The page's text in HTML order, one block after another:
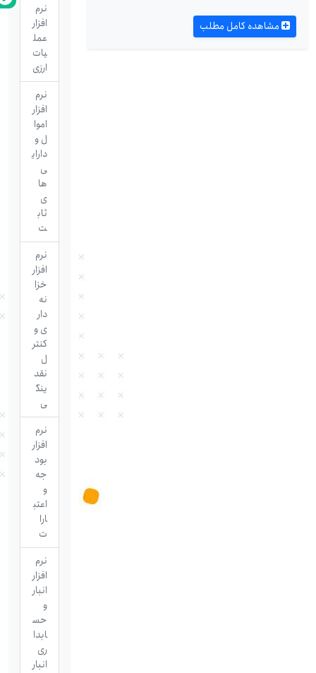
مشاهده کامل مطلب
نرم
افزار
عمل
یات
ارزی
نرم
افزار
اموا
ل و
دارای
ی
ها
ی
ثاب
ت
نرم
افزار
خزا
نه
دار
ی و
کنتر
نقد
ینگ
ی
نرم
افزار
بود
جه
اعتب
ارا
ت
نرم
افزار
انبار
حس
ابدا
ری
انبار